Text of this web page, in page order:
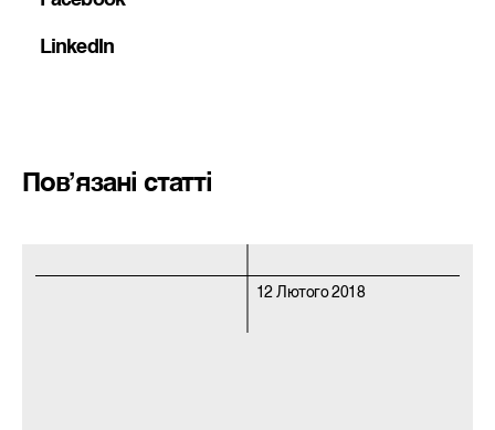
LinkedIn
Пов’язані статті
12 Лютого 2018